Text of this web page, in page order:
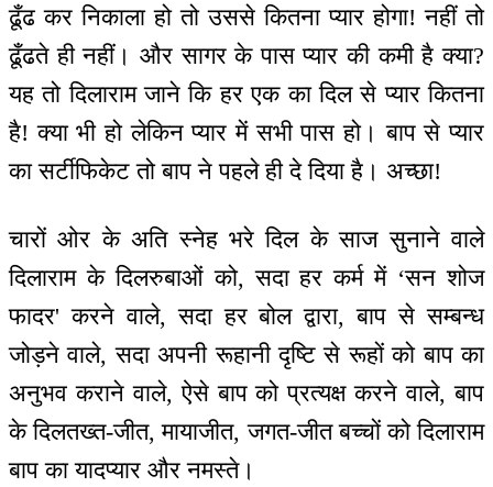
ढूँढ कर निकाला हो तो उससे कितना प्यार होगा! नहीं तो
ढूँढते ही नहीं। और सागर के पास प्यार की कमी है क्या?
यह तो दिलाराम जाने कि हर एक का दिल से प्यार कितना
है! क्या भी हो लेकिन प्यार में सभी पास हो। बाप से प्यार
का सर्टीफिकेट तो बाप ने पहले ही दे दिया है। अच्छा!
चारों ओर के अति स्नेह भरे दिल के साज सुनाने वाले
दिलाराम के दिलरुबाओं को, सदा हर कर्म में ‘सन शोज
फादर' करने वाले, सदा हर बोल द्वारा, बाप से सम्बन्ध
जोड़ने वाले, सदा अपनी रूहानी दृष्टि से रूहों को बाप का
अनुभव कराने वाले, ऐसे बाप को प्रत्यक्ष करने वाले, बाप
के दिलतख्त-जीत, मायाजीत, जगत-जीत बच्चों को दिलाराम
बाप का यादप्यार और नमस्ते।